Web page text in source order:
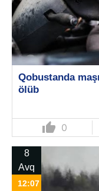
Qobustanda
ölüb
thumb_up 0
8
Avq
12:07